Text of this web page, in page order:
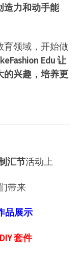
造力和动手能
育领域，开始做
Edu 让
的兴趣，培养更
汇节活动上
带来
品展示
套件